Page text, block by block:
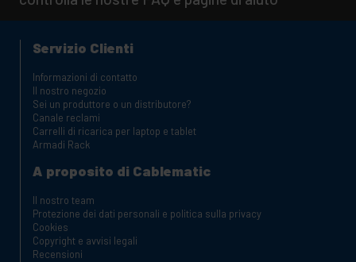
Servizio Clienti
Informazioni di contatto
Il nostro negozio
Sei un produttore o un distributore?
Canale reclami
Carrelli di ricarica per laptop e tablet
Armadi Rack
A proposito di Cablematic
Il nostro team
Protezione dei dati personali e politica sulla privacy
Cookies
Copyright e avvisi legali
Recensioni